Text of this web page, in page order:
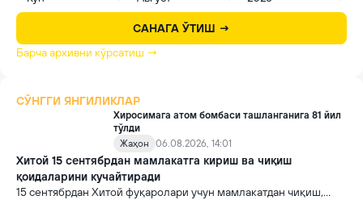
САНАГА ЎТИШ →
Барча архивни кўрсатиш →
СЎНГГИ ЯНГИЛИКЛАР
Хиросимага атом бомбаси ташланганига 81 йил
тўлди
Жаҳон
06.08.2026, 14:01
Хитой 15 сентябрдан мамлакатга кириш ва чиқиш
қоидаларини кучайтиради
15 сентябрдан Хитой фуқаролари учун мамлакатдан чиқиш,